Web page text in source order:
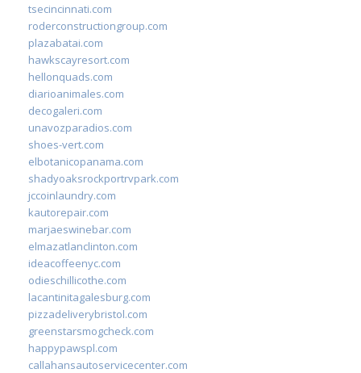
tsecincinnati.com
roderconstructiongroup.com
plazabatai.com
hawkscayresort.com
hellonquads.com
diarioanimales.com
decogaleri.com
unavozparadios.com
shoes-vert.com
elbotanicopanama.com
shadyoaksrockportrvpark.com
jccoinlaundry.com
kautorepair.com
marjaeswinebar.com
elmazatlanclinton.com
ideacoffeenyc.com
odieschillicothe.com
lacantinitagalesburg.com
pizzadeliverybristol.com
greenstarsmogcheck.com
happypawspl.com
callahansautoservicecenter.com